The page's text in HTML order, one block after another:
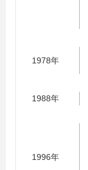
1978年
1988年
1996年